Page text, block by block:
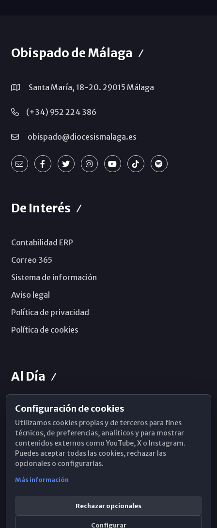
Obispado de Málaga
Santa María, 18-20. 29015 Málaga
(+34) 952 224 386
obispado@diocesismalaga.es
De Interés
Contabilidad ERP
Correo 365
Sistema de información
Aviso legal
Política de privacidad
Política de cookies
Al Día
Horarios de Misa
Hemeroteca
WhatsApp
Configuración de cookies
Utilizamos cookies propias y de terceros para fines
técnicos, de preferencias, analíticos y para mostrar
contenidos externos como YouTube, X o Instagram.
Puedes aceptar todas las cookies, rechazar las
opcionales o configurarlas.
Más información
Rechazar opcionales
Configurar